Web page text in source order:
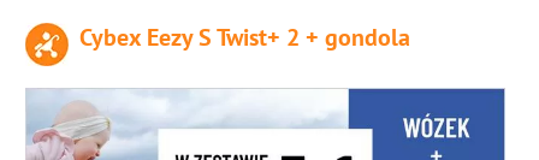
Cybex Eezy S Twist+ 2 + gondola